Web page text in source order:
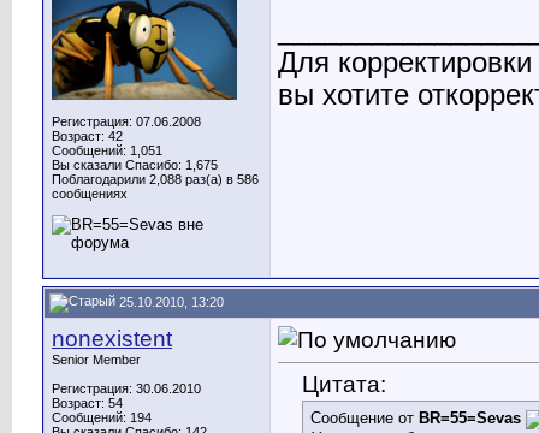
Регистрация: 07.06.2008
Возраст: 42
Сообщений: 1,051
Вы сказали Спасибо: 1,675
Поблагодарили 2,088 раз(а) в 586
сообщениях
Для
вы хотите
25.10.2010, 13:20
nonexistent
Senior Member
Регистрация: 30.06.2010
Возраст: 54
Сообщений: 194
Цитата:
Сообщение от BR=55=Sevas